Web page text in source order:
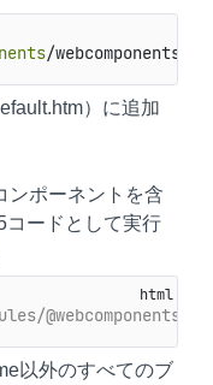
/webcomponentsjs
）に追加
ンポーネントを含
コードとして実行
@webcomponents/
以外のすべてのブ